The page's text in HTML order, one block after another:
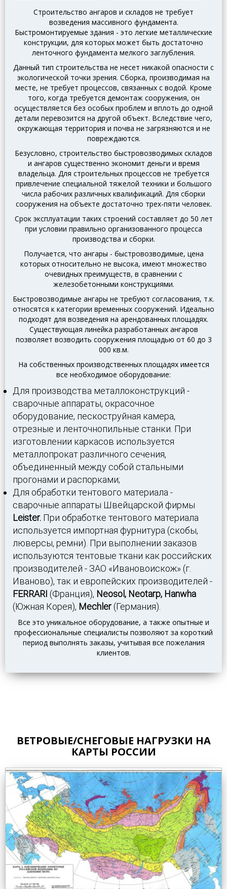
Строительство ангаров и складов не требует
возведения массивного фундамента.
Быстромонтируемые здания - это легкие металлические
конструкции, для которых может быть достаточно
ленточного фундамента мелкого заглубления.
Данный тип строительства не несет никакой опасности с
экологической точки зрения. Сборка, производимая на
месте, не требует процессов, связанных с водой. Кроме
того, когда требуется демонтаж сооружения, он
осуществляется без особых проблем и вплоть до одной
детали перевозится на другой объект. Вследствие чего,
окружающая территория и почва не загрязняются и не
повреждаются.
Безусловно, строительство быстровозводимых складов
и ангаров существенно экономит деньги и время
владельца. Для строительных процессов не требуется
привлечение специальной тяжелой техники и большого
числа рабочих различных квалификаций. Для сборки
сооружения на объекте достаточно трех-пяти человек.
Срок эксплуатации таких строений составляет до 50 лет
при условии правильно организованного процесса
производства и сборки.
Получается, что ангары - быстровозводимые, цена
которых относительно не высока, имеют множество
очевидных преимуществ, в сравнении с
железобетонными конструкциями.
Быстровозводимые ангары не требуют согласования, т.к.
относятся к категории временных сооружений. Идеально
подходят для возведения на арендованных площадях.
Существующая линейка разработанных ангаров
позволяет возводить сооружения площадью от 60 до 3
000 кв.м.
На собственных производственных площадях имеется
все необходимое оборудование:
Для производства металлоконструкций -
сварочные аппараты, окрасочное
оборудование, пескоструйная камера,
отрезные и ленточнопильные станки. При
изготовлении каркасов используется
металлопрокат различного сечения,
объединенный между собой стальными
прогонами и распорками;
Для обработки тентового материала -
сварочные аппараты Швейцарской фирмы
Leister. При обработке тентового материала
используется импортная фурнитура (скобы,
люверсы, ремни). При выполнении заказов
используются тентовые ткани как российских
производителей - ЗАО «Ивановоискож» (г.
Иваново), так и европейских производителей -
FERRARI (Франция), Neosol, Neotarp, Hanwha
(Южная Корея), Mechler (Германия).
Все это уникальное оборудование, а также опытные и
профессиональные специалисты позволяют за короткий
период выполнять заказы, учитывая все пожелания
клиентов.
ВЕТРОВЫЕ/СНЕГОВЫЕ НАГРУЗКИ НА
КАРТЫ РОССИИ